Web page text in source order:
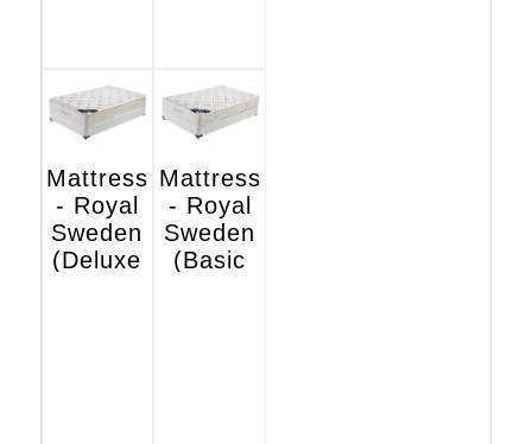
Mattress
- Royal
Sweden
(Deluxe
Mattress
- Royal
Sweden
(Basic